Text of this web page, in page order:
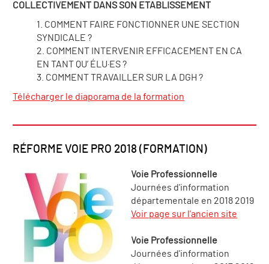
COLLECTIVEMENT DANS SON ETABLISSEMENT
COMMENT FAIRE FONCTIONNER UNE SECTION
SYNDICALE ?
COMMENT INTERVENIR EFFICACEMENT EN CA
EN TANT QU’ ÉLU·ES ?
COMMENT TRAVAILLER SUR LA DGH ?
Télécharger le diaporama de la formation
RÉFORME VOIE PRO 2018 (FORMATION)
Voie Professionnelle
Journées d'information
départementale en 2018 2019
Voir page sur l'ancien site
Voie Professionnelle
Journées d'information